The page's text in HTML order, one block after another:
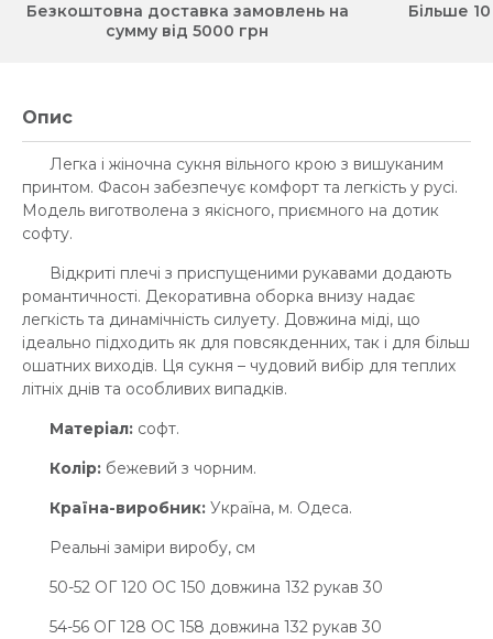
Безкоштовна доставка замовлень на
сумму від 5000 грн
Більше
Опис
Легка і жіночна сукня вільного крою з вишуканим
принтом. Фасон забезпечує комфорт та легкість у русі.
Модель виготволена з якісного, приємного на дотик
софту.
Відкриті плечі з приспущеними рукавами додають
романтичності. Декоративна оборка внизу надає
легкість та динамічність силуету. Довжина міді, що
ідеально підходить як для повсякденних, так і для більш
ошатних виходів. Ця сукня – чудовий вибір для теплих
літніх днів та особливих випадків.
Матеріал: софт.
Колір: бежевий з чорним.
Країна-виробник: Україна, м. Одеса.
Реальні заміри виробу, см
50-52 ОГ 120 ОС 150 довжина 132 рукав 30
54-56 ОГ 128 ОС 158 довжина 132 рукав 30